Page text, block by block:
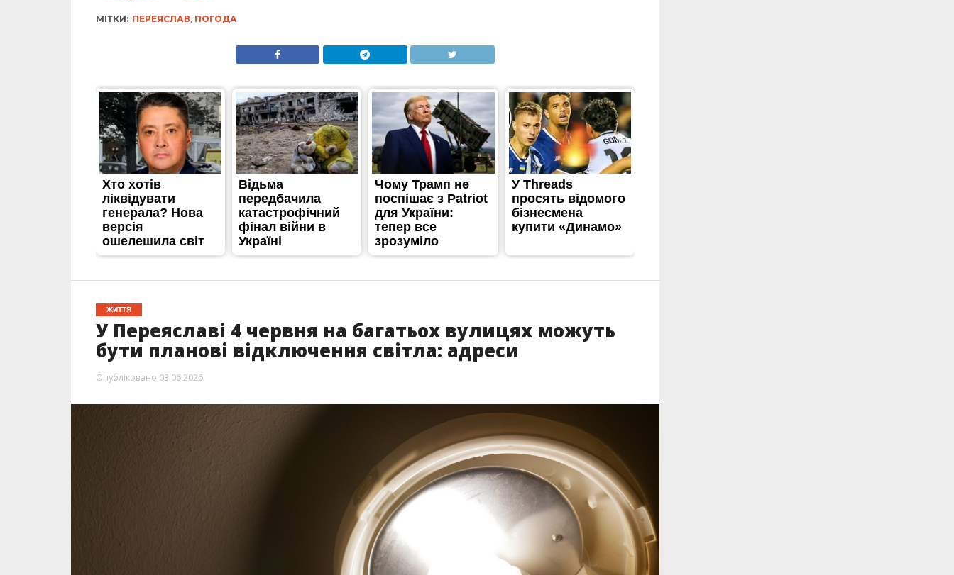
МІТКИ: ПЕРЕЯСЛАВ ПОГОДА
ЖИТТЯ
У Переяславі 4 червня на багатьох вулицях можуть
бути планові відключення світла: адреси
Опубліковано 03.06.2026